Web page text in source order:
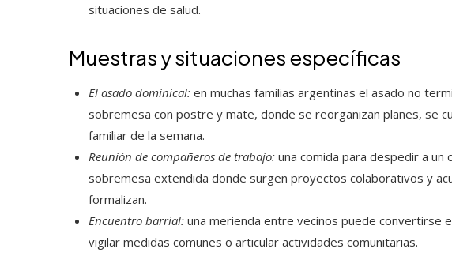
situaciones de salud.
Muestras y situaciones específicas
El asado dominical: en muchas familias argentinas el asado no
sobremesa con postre y mate, donde se reorganizan planes, se
familiar de la semana.
Reunión de compañeros de trabajo: una comida para despedir a
sobremesa extendida donde surgen proyectos colaborativos y
formalizan.
Encuentro barrial: una merienda entre vecinos puede convertirse
vigilar medidas comunes o articular actividades comunitarias.